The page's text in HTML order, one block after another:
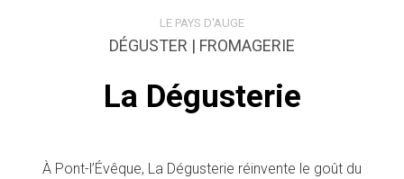
LE PAYS D'AUGE
DÉGUSTER | FROMAGERIE
La Dégusterie
À Pont-l’Évêque, La Dégusterie réinvente le goût du